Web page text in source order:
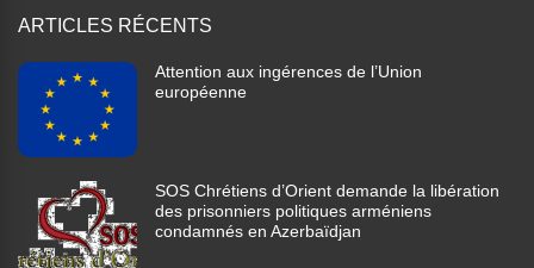
ARTICLES RÉCENTS
Attention aux ingérences de l’Union
européenne
SOS Chrétiens d’Orient demande la libération
des prisonniers politiques arméniens
condamnés en Azerbaïdjan